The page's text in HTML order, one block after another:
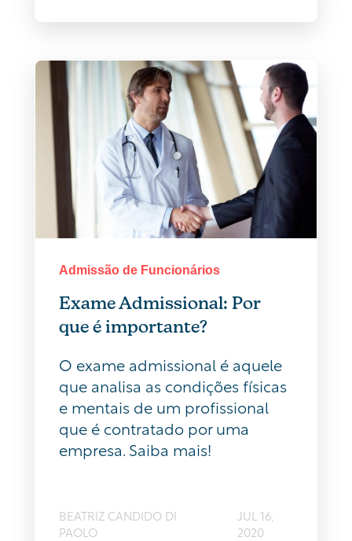
Admissão de Funcionários
Exame Admissional: Por
que é importante?
O exame admissional é aquele
que analisa as condições físicas
e mentais de um profissional
que é contratado por uma
empresa. Saiba mais!
BEATRIZ CANDIDO DI
PAOLO
JUL 16,
2020